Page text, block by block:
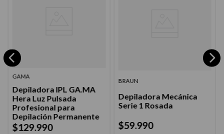
GAMA
Depiladora IPL GA.MA
Hera Luz Pulsada
Profesional para
Depilación Permanente
$129.990
BRAUN
Depiladora Mecánica
Serie 1 Rosada
$59.990